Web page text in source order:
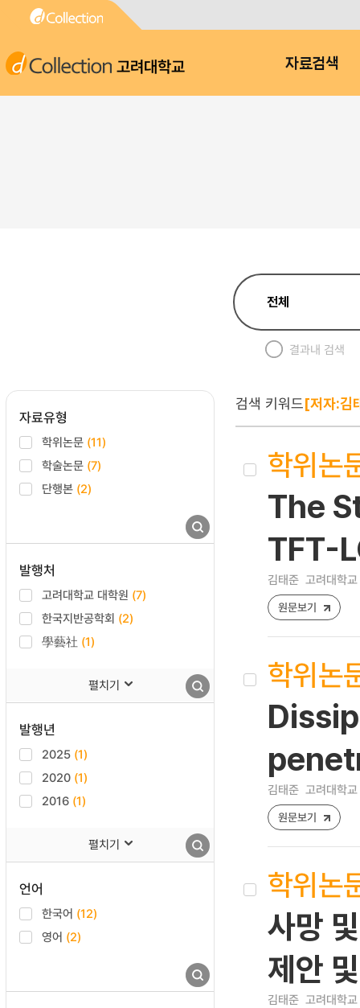
고려대학교 자료검색
결과내 검색
자료유형
학위논문 (11)
학술논문 (7)
단행본 (2)
발행처
고려대학교 대학원 (7)
한국지반공학회 (2)
學藝社 (1)
펼치기
발행년
2025 (1)
2020 (1)
2016 (1)
펼치기
언어
한국어 (12)
영어 (2)
검색 키워드[저자:김
학위논
The
TFT-
김태준 고려대학
원문보기
학위논
김태준 고려대학
원문보기
학위논
사망
제안
김태준 고려대학